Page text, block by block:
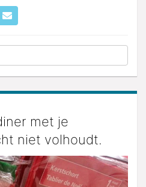
met je
niet volhoudt.